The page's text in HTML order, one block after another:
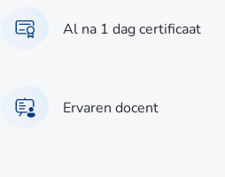
Al na 1 dag certificaat
Ervaren docent